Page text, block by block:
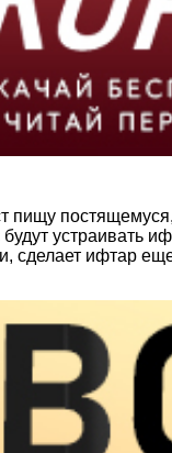
устраивать
сделает ифтар